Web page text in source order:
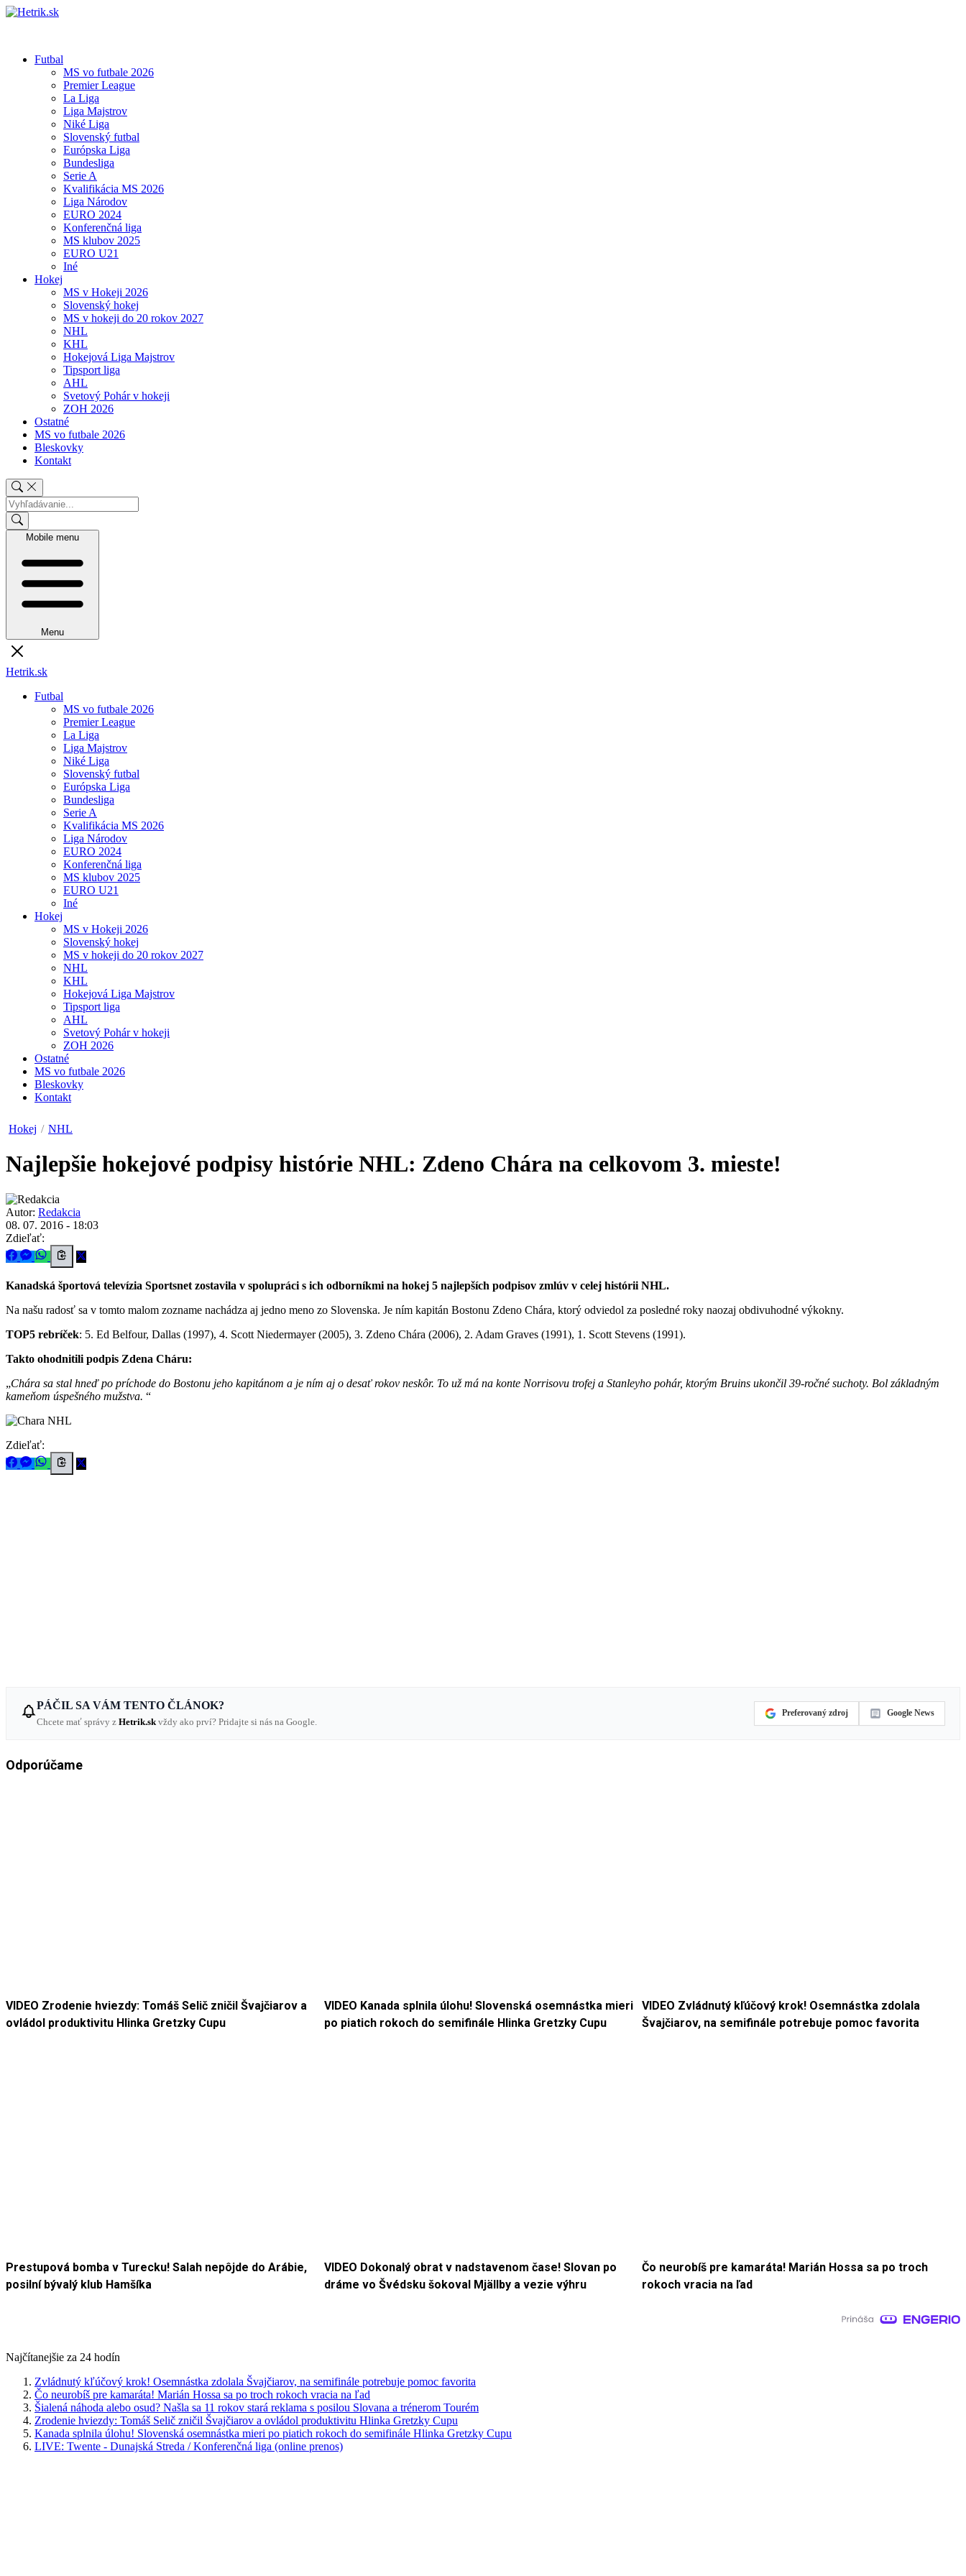
Futbal
MS vo futbale 2026
Premier League
La Liga
Liga Majstrov
Niké Liga
Slovenský futbal
Európska Liga
Bundesliga
Serie A
Kvalifikácia MS 2026
Liga Národov
EURO 2024
Konferenčná liga
MS klubov 2025
EURO U21
Iné
Hokej
MS v Hokeji 2026
Slovenský hokej
MS v hokeji do 20 rokov 2027
NHL
KHL
Hokejová Liga Majstrov
Tipsport liga
AHL
Svetový Pohár v hokeji
ZOH 2026
Ostatné
MS vo futbale 2026
Bleskovky
Kontakt
Mobile menu
Menu
Hetrik.sk
Futbal
MS vo futbale 2026
Premier League
La Liga
Liga Majstrov
Niké Liga
Slovenský futbal
Európska Liga
Bundesliga
Serie A
Kvalifikácia MS 2026
Liga Národov
EURO 2024
Konferenčná liga
MS klubov 2025
EURO U21
Iné
Hokej
MS v Hokeji 2026
Slovenský hokej
MS v hokeji do 20 rokov 2027
NHL
KHL
Hokejová Liga Majstrov
Tipsport liga
AHL
Svetový Pohár v hokeji
ZOH 2026
Ostatné
MS vo futbale 2026
Bleskovky
Kontakt
Hokej / NHL
Najlepšie hokejové podpisy histórie NHL: Zdeno Chára na celkovom 3. mieste!
Autor: Redakcia
08. 07. 2016 - 18:03
Zdieľať:
Kanadská športová televízia Sportsnet zostavila v spolupráci s ich odborníkmi na hokej 5 najlepších podpisov zmlúv v celej histórii NHL.
Na našu radosť sa v tomto malom zozname nachádza aj jedno meno zo Slovenska. Je ním kapitán Bostonu Zdeno Chára, ktorý odviedol za posledné roky naozaj obdivuhodné výkokny.
TOP5 rebríček: 5. Ed Belfour, Dallas (1997), 4. Scott Niedermayer (2005), 3. Zdeno Chára (2006), 2. Adam Graves (1991), 1. Scott Stevens (1991).
Takto ohodnitili podpis Zdena Cháru:
Chára sa stal hneď po príchode do Bostonu jeho kapitánom a je ním aj o desať rokov neskôr. To už má na konte Norrisovu trofej a Stanleyho pohár, ktorým Bruins ukončil 39-ročné suchoty. Bol základným
kameňom úspešného mužstva.
Zdieľať:
PÁČIL SA VÁM TENTO ČLÁNOK?
Chcete mať správy z Hetrik.sk vždy ako prví? Pridajte si nás na Google.
Preferovaný zdroj Google News
Odporúčame
VIDEO Zrodenie hviezdy: Tomáš Selič zničil Švajčiarov a
ovládol produktivitu Hlinka Gretzky Cupu
VIDEO Kanada splnila úlohu! Slovenská osemnástka mieri
po piatich rokoch do semifinále Hlinka Gretzky Cupu
VIDEO Zvládnutý kľúčový krok! Osemnástka zdolala
Švajčiarov, na semifinále potrebuje pomoc favorita
Prestupová bomba v Turecku! Salah nepôjde do Arábie,
posilní bývalý klub Hamšíka
VIDEO Dokonalý obrat v nadstavenom čase! Slovan po
dráme vo Švédsku šokoval Mjällby a vezie výhru
Čo neurobíš pre kamaráta! Marián Hossa sa po troch
rokoch vracia na ľad
Najčítanejšie za 24 hodín
Zvládnutý kľúčový krok! Osemnástka zdolala Švajčiarov, na semifinále potrebuje pomoc favorita
Čo neurobíš pre kamaráta! Marián Hossa sa po troch rokoch vracia na ľad
Šialená náhoda alebo osud? Našla sa 11 rokov stará reklama s posilou Slovana a trénerom Tourém
Zrodenie hviezdy: Tomáš Selič zničil Švajčiarov a ovládol produktivitu Hlinka Gretzky Cupu
Kanada splnila úlohu! Slovenská osemnástka mieri po piatich rokoch do semifinále Hlinka Gretzky Cupu
LIVE: Twente - Dunajská Streda / Konferenčná liga (online prenos)